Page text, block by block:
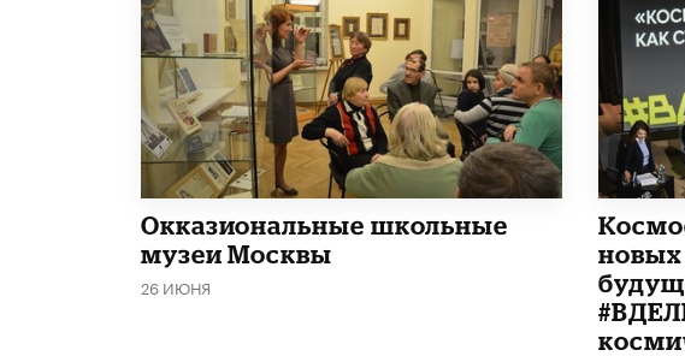
​Окказиональные школьные
музеи Москвы
26 ИЮНЯ